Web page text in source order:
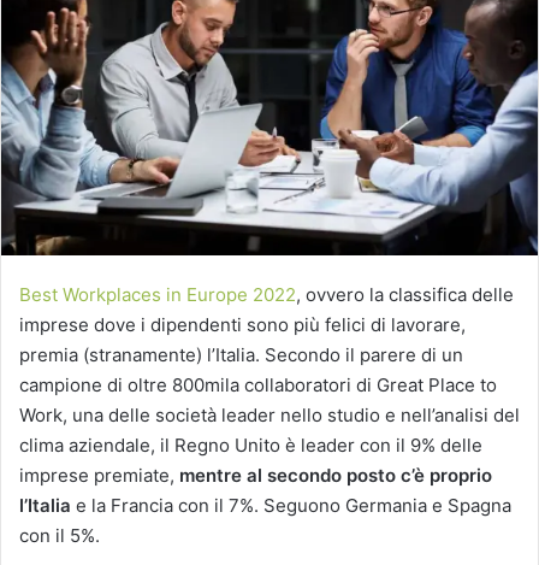
Best Workplaces in Europe 2022, ovvero la classifica delle
imprese dove i dipendenti sono più felici di lavorare,
premia (stranamente) l’Italia. Secondo il parere di un
campione di oltre 800mila collaboratori di Great Place to
Work, una delle società leader nello studio e nell’analisi del
clima aziendale, il Regno Unito è leader con il 9% delle
imprese premiate, mentre al secondo posto c’è proprio
l’Italia e la Francia con il 7%. Seguono Germania e Spagna
con il 5%.